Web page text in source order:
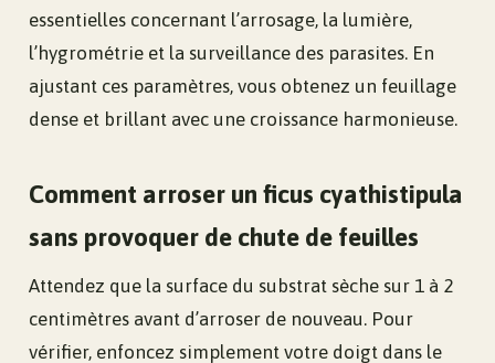
essentielles concernant l’arrosage, la lumière,
l’hygrométrie et la surveillance des parasites. En
ajustant ces paramètres, vous obtenez un feuillage
dense et brillant avec une croissance harmonieuse.
Comment arroser un ficus cyathistipula
sans provoquer de chute de feuilles
Attendez que la surface du substrat sèche sur 1 à 2
centimètres avant d’arroser de nouveau. Pour
vérifier, enfoncez simplement votre doigt dans le